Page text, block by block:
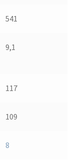
541
9,1
117
109
8